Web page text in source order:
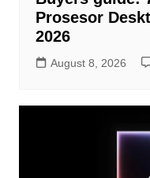
Prosesor
2026
August 8, 2026